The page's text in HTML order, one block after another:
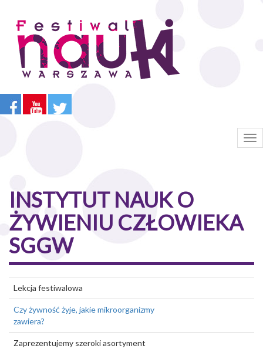
treści
INSTYTUT NAUK O
ŻYWIENIU CZŁOWIEKA
SGGW
Lekcja festiwalowa
Czy żywność żyje, jakie mikroorganizmy
zawiera?
Zaprezentujemy szeroki asortyment